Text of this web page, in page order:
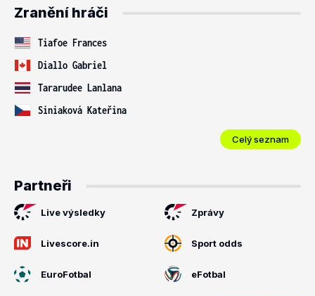
Zranění hráči
Tiafoe Frances
Diallo Gabriel
Tararudee Lanlana
Siniaková Kateřina
Celý seznam
Partneři
Live výsledky Zprávy
Livescore.in Sport odds
EuroFotbal eFotbal